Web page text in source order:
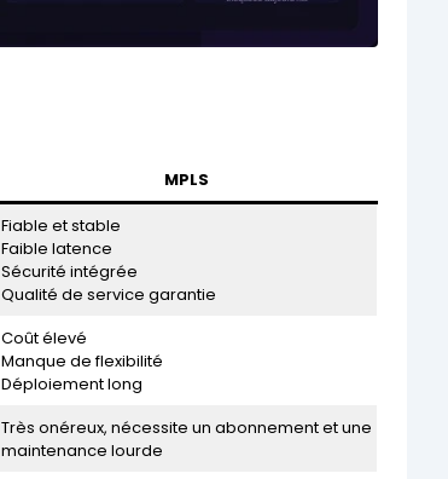
MPLS
Fiable et stable
Faible latence
Sécurité intégrée
Qualité de service garantie
Coût élevé
Manque de flexibilité
Déploiement long
Très onéreux, nécessite un abonnement et une
maintenance lourde